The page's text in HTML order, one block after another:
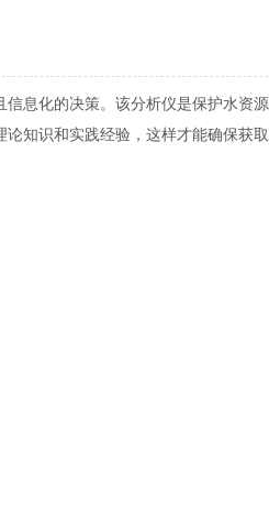
息化的决策。该分析仪是保护水资
知识和实践经验，这样才能确保获